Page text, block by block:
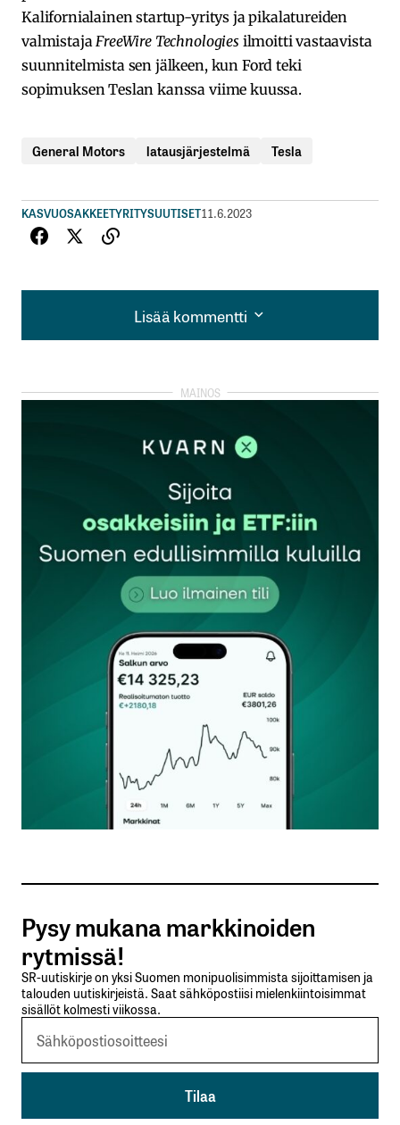
Kalifornialainen startup-yritys ja pikalatureiden
valmistaja FreeWire Technologiesilmoitti vastaavista
suunnitelmista sen jälkeen, kun Ford teki
sopimuksen Teslan kanssa viime kuussa.
General Motors latausjärjestelmä Tesla
KASVUOSAKKEETYRITYSUUTISET11.6.2023
Lisää kommentti
Lisää kommentti
kirjautua
rekisteröityä
Sähköpostiosoitettasi ei julkaista.Pakolliset
kentät on merkitty*
Kommentti*
Nimesi tai nimimerkkisi
Sähköpostiosoitteesi
Tilaa SalkunRakentajan uutiskirje
Lähetä kommentti
Pysy mukana markkinoiden
rytmissä!
SR-uutiskirje on yksi Suomen monipuolisimmista sijoittamisen ja
talouden uutiskirjeistä. Saat sähköpostiisi mielenkiintoisimmat
sisällöt kolmesti viikossa.